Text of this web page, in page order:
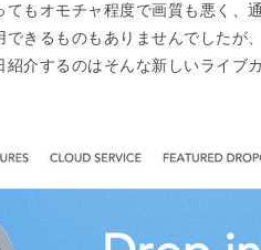
もオモチャ程度で画質も悪く、
きるものもありませんでしたが
紹介するのはそんな新しいライブ